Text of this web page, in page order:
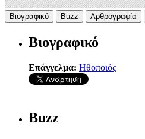
Βιογραφικό Buzz Αρθρογραφία
Βιογραφικό
Επάγγελμα: Ηθοποιός
Buzz